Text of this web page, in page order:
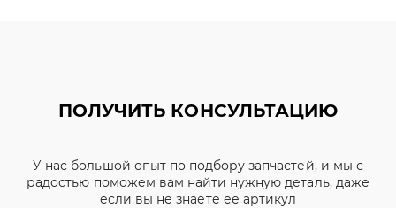
ПОЛУЧИТЬ КОНСУЛЬТАЦИЮ
У нас большой опыт по подбору запчастей, и мы с
радостью поможем вам найти нужную деталь, даже
если вы не знаете ее артикул